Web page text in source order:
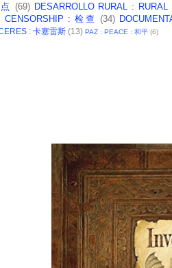
(69) DESARROLLO RURAL :
CENSORSHIP : 检查 (34)
: 卡塞雷斯 (13) PAZ : PEACE : 和平 (6)